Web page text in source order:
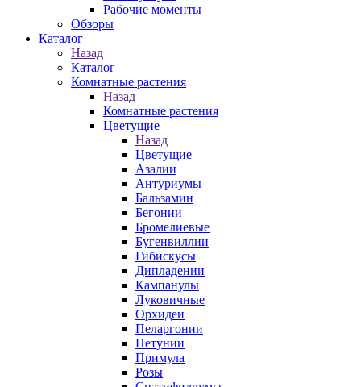
Рабочие моменты
Обзоры
Каталог
Назад
Каталог
Комнатные растения
Назад
Комнатные растения
Цветущие
Назад
Цветущие
Азалии
Антуриумы
Бальзамин
Бегонии
Бромелиевые
Бугенвиллии
Гибискусы
Дипладении
Кампанулы
Луковичные
Орхидеи
Пеларгонии
Петунии
Примула
Розы